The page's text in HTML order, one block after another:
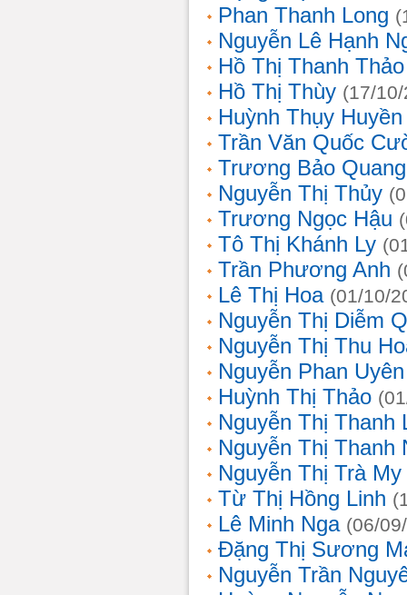
Phan Thanh Long
Nguyễn Lê Hạnh
Hồ Thị Thanh Thảo
Hồ Thị Thùy (17/
Huỳnh Thụy
Trần Văn Quốc
Trương Bảo
Nguyễn Thị Thủy
Trương Ngọc Hậu
Tô Thị Khánh Ly
Trần Phương Anh
Lê Thị Hoa (01/10/
Nguyễn Thị Diễm
Nguyễn Thị Thu
Nguyễn Phan
Huỳnh Thị Thảo
Nguyễn Thị Thanh
Nguyễn Thị Thanh
Nguyễn Thị Trà My
Từ Thị Hồng Linh
Lê Minh Nga (06/
Đặng Thị Sương
Nguyễn Trần